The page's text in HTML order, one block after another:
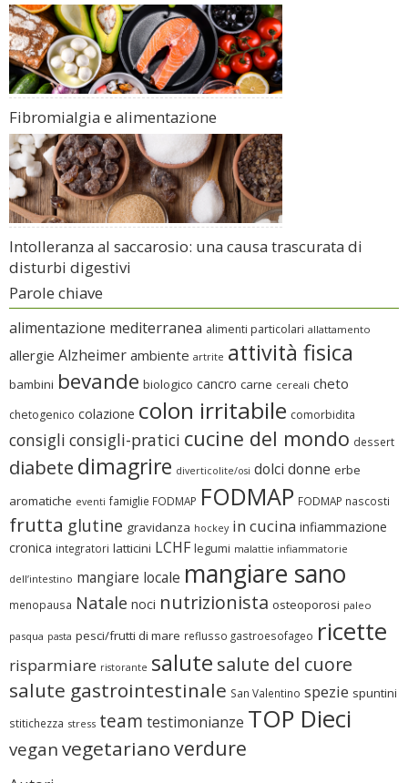
Fibromialgia e alimentazione
Intolleranza al saccarosio: una causa trascurata di
disturbi digestivi
Parole chiave
alimentazione mediterranea alimenti particolari allattamento
allergie Alzheimer ambiente artrite attività fisica
bambini bevande biologico cancro carne cereali cheto
chetogenico colazione colon irritabile comorbidita
consigli consigli-pratici cucine del mondo dessert
diabete dimagrire diverticolite/osi dolci donne erbe
aromatiche eventi famiglie FODMAP FODMAP FODMAP nascosti
frutta glutine gravidanza hockey in cucina infiammazione
cronica integratori latticini LCHF legumi malattie infiammatorie
dell’intestino mangiare locale mangiare sano
menopausa Natale noci nutrizionista osteoporosi paleo
pasqua pasta pesci/frutti di mare reflusso gastroesofageo ricette
risparmiare ristorante salute salute del cuore
salute gastrointestinale San Valentino spezie spuntini
stitichezza stress team testimonianze TOP Dieci
vegan vegetarianoverdure